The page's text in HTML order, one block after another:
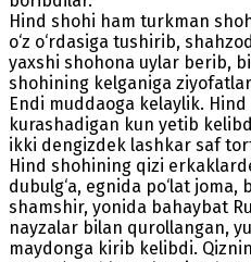
Hind shohi ham turkman
o‘z o‘rdasiga tushirib,
yaxshi shohona uylar berib,
shohining kelganiga
Endi muddaoga kelaylik.
kurashadigan kun yetib
ikki dengizdek lashkar saf
Hind shohining qizi
dubulg‘a, egnida po‘lat joma,
shamshir, yonida bahaybat
nayzalar bilan qurollangan,
maydonga kirib kelibdi.